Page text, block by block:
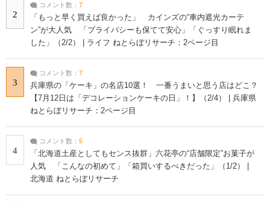
2
コメント数： 7
「もっと早く買えば良かった」 カインズの“車内遮光カーテ
ン”が大人気 「プライバシーも保てて安心」「ぐっすり眠れま
した」（2/2） | ライフ ねとらぼリサーチ：2ページ目
3
コメント数： 7
兵庫県の「ケーキ」の名店10選！ 一番うまいと思う店はどこ？
【7月12日は「デコレーションケーキの日」！】（2/4） | 兵庫県
ねとらぼリサーチ：2ページ目
4
コメント数： 5
「北海道土産としてもセンス抜群」六花亭の“店舗限定”お菓子が
人気 「こんなの初めて」「箱買いするべきだった」（1/2） |
北海道 ねとらぼリサーチ